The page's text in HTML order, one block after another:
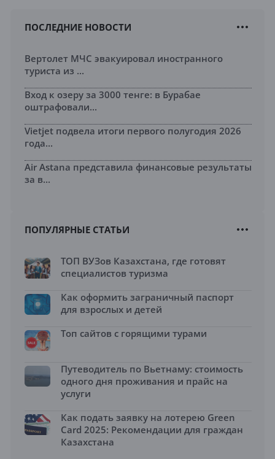
ПОСЛЕДНИЕ НОВОСТИ
Вертолет МЧС эвакуировал иностранного
туриста из ...
Вход к озеру за 3000 тенге: в Бурабае
оштрафовали...
Vietjet подвела итоги первого полугодия 2026
года...
Air Astana представила финансовые результаты
за в...
ПОПУЛЯРНЫЕ СТАТЬИ
ТОП ВУЗов Казахстана, где готовят
специалистов туризма
Как оформить заграничный паспорт
для взрослых и детей
Топ сайтов с горящими турами
Путеводитель по Вьетнаму: стоимость
одного дня проживания и прайс на
услуги
Как подать заявку на лотерею Green
Card 2025: Рекомендации для граждан
Казахстана